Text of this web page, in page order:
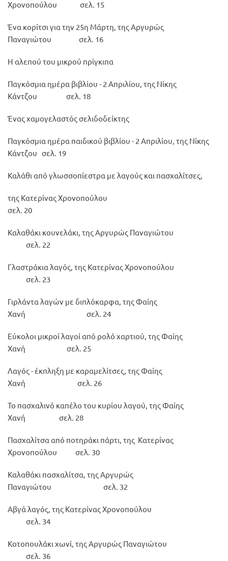
Χρονοπούλου σελ. 15
Ένα κορίτσι για την 25η Μάρτη, της Αργυρώς
Παναγιώτου σελ. 16
Η αλεπού του μικρού πρίγκιπα
Παγκόσμια ημέρα βιβλίου - 2 Απριλίου, της Νίκης
Κάντζου σελ. 18
Ένας χαμογελαστός σελιδοδείκτης
Παγκόσμια ημέρα παιδικού βιβλίου - 2 Απριλίου, της Νίκης
Κάντζου σελ. 19
Καλάθι από γλωσσοπίεστρα με λαγούς και πασχαλίτσες,
της Κατερίνας Χρονοπούλου
σελ. 20
Καλαθάκι κουνελάκι, της Αργυρώς Παναγιώτου
σελ. 22
Γλαστράκια λαγός, της Κατερίνας Χρονοπούλου
σελ. 23
Γιρλάντα λαγών με διπλόκαρφα, της Φαίης
Χανή σελ. 24
Εύκολοι μικροί λαγοί από ρολό χαρτιού, της Φαίης
Χανή σελ. 25
Λαγός - έκπληξη με καραμελίτσες, της Φαίης
Χανή σελ. 26
Το πασχαλινό καπέλο του κυρίου λαγού, της Φαίης
Χανή σελ. 28
Πασχαλίτσα από ποτηράκι πάρτι, της Κατερίνας
Χρονοπούλου σελ. 30
Καλαθάκι πασχαλίτσα, της Αργυρώς
Παναγιώτου σελ. 32
Αβγά λαγός, της Κατερίνας Χρονοπούλου
σελ. 34
Κοτοπουλάκι χωνί, της Αργυρώς Παναγιώτου
σελ. 36